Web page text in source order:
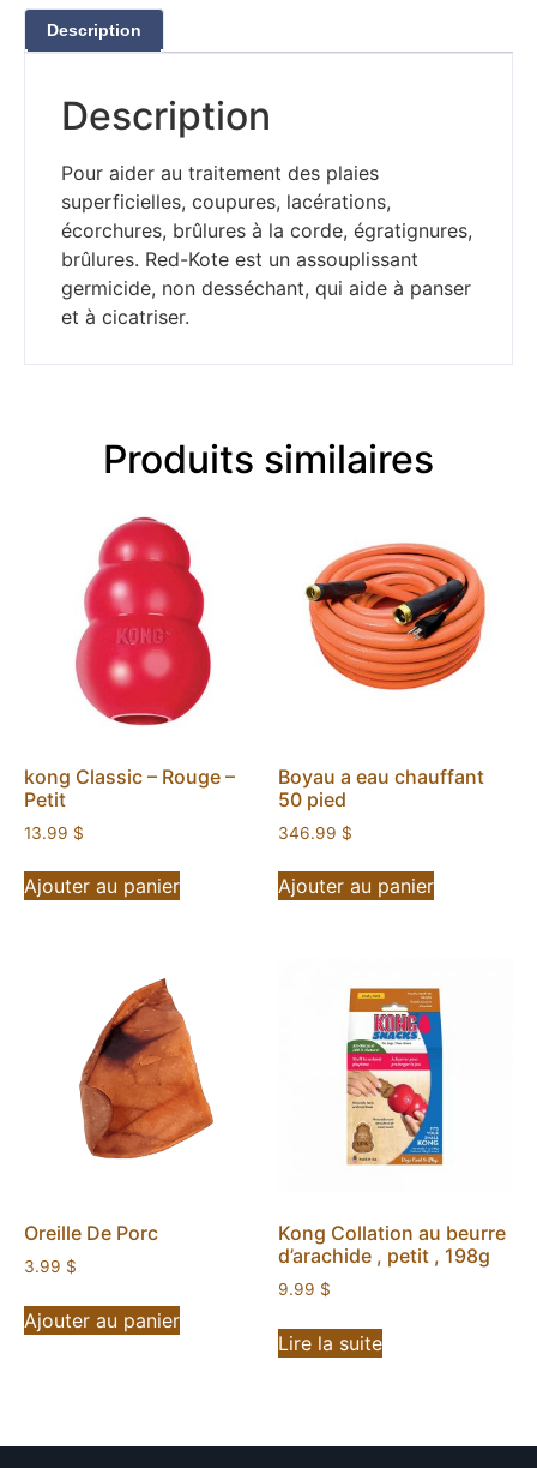
Description
Description
Pour aider au traitement des plaies
superficielles, coupures, lacérations,
écorchures, brûlures à la corde, égratignures,
brûlures. Red-Kote est un assouplissant
germicide, non desséchant, qui aide à panser
et à cicatriser.
Produits similaires
kong Classic – Rouge –
Petit
13.99 $
Ajouter au panier
Boyau a eau chauffant
50 pied
346.99 $
Ajouter au panier
Oreille De Porc
3.99 $
Ajouter au panier
Kong Collation au beurre
d’arachide , petit , 198g
9.99 $
Lire la suite